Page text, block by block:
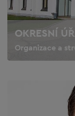
OKRESNÍ
Organizace a